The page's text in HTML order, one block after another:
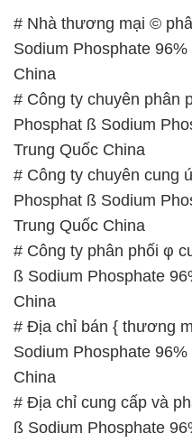
# Nhà thương mại ©
Sodium Phosphate
China
# Công ty chuyên phân
Phosphat ß Sodium
Trung Quốc China
# Công ty chuyên cung
Phosphat ß Sodium
Trung Quốc China
# Công ty phân phối φ
ß Sodium Phosphate
China
# Địa chỉ bán { thương
Sodium Phosphate
China
# Địa chỉ cung cấp và
ß Sodium Phosphate